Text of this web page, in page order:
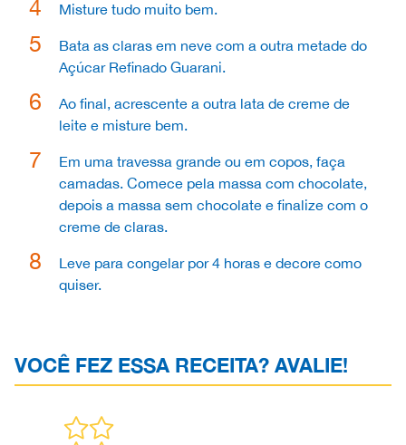
Misture tudo muito bem.
Bata as claras em neve com a outra metade do
Açúcar Refinado Guarani.
Ao final, acrescente a outra lata de creme de
leite e misture bem.
Em uma travessa grande ou em copos, faça
camadas. Comece pela massa com chocolate,
depois a massa sem chocolate e finalize com o
creme de claras.
Leve para congelar por 4 horas e decore como
quiser.
VOCÊ FEZ ESSA RECEITA? AVALIE!